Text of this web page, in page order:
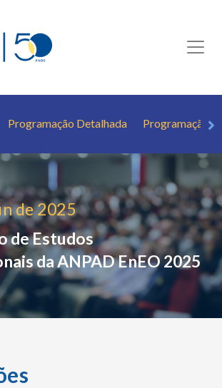
Programação Detalhada Programação
de 2025
de Estudos
da ANPADEnEO 2025